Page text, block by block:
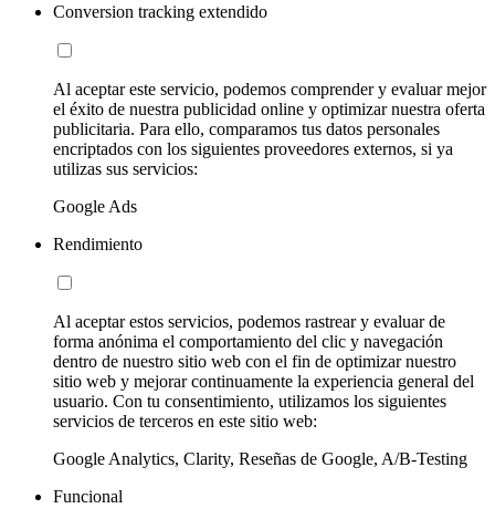
Conversion tracking extendido
Al aceptar este servicio, podemos comprender y evaluar mejor
el éxito de nuestra publicidad online y optimizar nuestra oferta
publicitaria. Para ello, comparamos tus datos personales
encriptados con los siguientes proveedores externos, si ya
utilizas sus servicios:
Google Ads
Rendimiento
Al aceptar estos servicios, podemos rastrear y evaluar de
forma anónima el comportamiento del clic y navegación
dentro de nuestro sitio web con el fin de optimizar nuestro
sitio web y mejorar continuamente la experiencia general del
usuario. Con tu consentimiento, utilizamos los siguientes
servicios de terceros en este sitio web:
Google Analytics, Clarity, Reseñas de Google, A/B-Testing
Funcional